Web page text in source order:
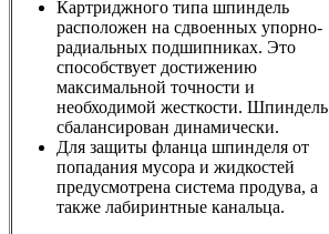
Картриджного типа шпиндель
расположен на сдвоенных упорно-
радиальных подшипниках. Это
способствует достижению
максимальной точности и
необходимой жесткости. Шпиндель
сбалансирован динамически.
Для защиты фланца шпинделя от
попадания мусора и жидкостей
предусмотрена система продува, а
также лабиринтные канальца.